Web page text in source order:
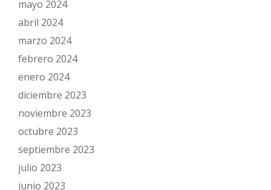
mayo 2024
abril 2024
marzo 2024
febrero 2024
enero 2024
diciembre 2023
noviembre 2023
octubre 2023
septiembre 2023
julio 2023
junio 2023